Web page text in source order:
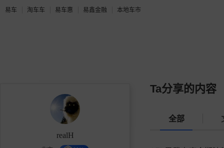
易车 淘车车 易车惠 易鑫金融 本地车市
realH
Ta分享的内容
全部